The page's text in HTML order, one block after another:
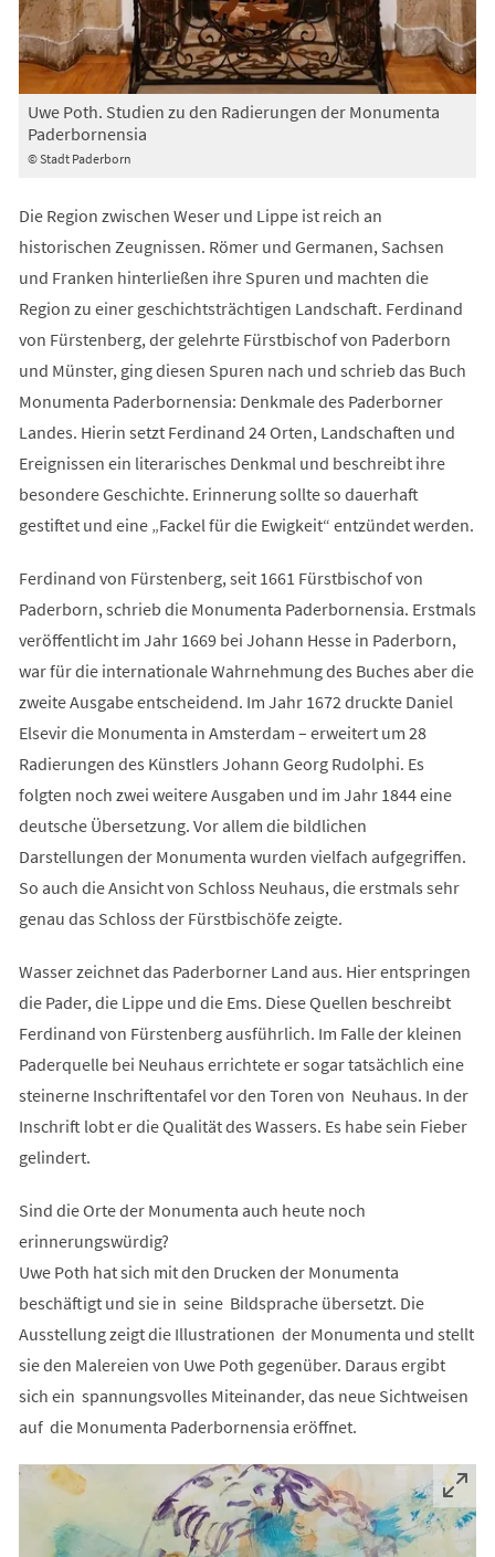
© Stadt Paderborn
Uwe Poth. Studien zu den Radierungen der Monumenta
Paderbornensia
Die Region zwischen Weser und Lippe ist reich an
historischen Zeugnissen. Römer und Germanen, Sachsen
und Franken hinterließen ihre Spuren und machten die
Region zu einer geschichtsträchtigen Landschaft. Ferdinand
von Fürstenberg, der gelehrte Fürstbischof von Paderborn
und Münster, ging diesen Spuren nach und schrieb das Buch
Monumenta Paderbornensia: Denkmale des Paderborner
Landes. Hierin setzt Ferdinand 24 Orten, Landschaften und
Ereignissen ein literarisches Denkmal und beschreibt ihre
besondere Geschichte. Erinnerung sollte so dauerhaft
gestiftet und eine „Fackel für die Ewigkeit“ entzündet werden.
Ferdinand von Fürstenberg, seit 1661 Fürstbischof von
Paderborn, schrieb die Monumenta Paderbornensia. Erstmals
veröffentlicht im Jahr 1669 bei Johann Hesse in Paderborn,
war für die internationale Wahrnehmung des Buches aber die
zweite Ausgabe entscheidend. Im Jahr 1672 druckte Daniel
Elsevir die Monumenta in Amsterdam – erweitert um 28
Radierungen des Künstlers Johann Georg Rudolphi. Es
folgten noch zwei weitere Ausgaben und im Jahr 1844 eine
deutsche Übersetzung. Vor allem die bildlichen
Darstellungen der Monumenta wurden vielfach aufgegriffen.
So auch die Ansicht von Schloss Neuhaus, die erstmals sehr
genau das Schloss der Fürstbischöfe zeigte.
Wasser zeichnet das Paderborner Land aus. Hier entspringen
die Pader, die Lippe und die Ems. Diese Quellen beschreibt
Ferdinand von Fürstenberg ausführlich. Im Falle der kleinen
Paderquelle bei Neuhaus errichtete er sogar tatsächlich eine
steinerne Inschriftentafel vor den Toren von Neuhaus. In der
Inschrift lobt er die Qualität des Wassers. Es habe sein Fieber
gelindert.
Sind die Orte der Monumenta auch heute noch
erinnerungswürdig?
Uwe Poth hat sich mit den Drucken der Monumenta
beschäftigt und sie in seine Bildsprache übersetzt. Die
Ausstellung zeigt die Illustrationen der Monumenta und stellt
sie den Malereien von Uwe Poth gegenüber. Daraus ergibt
sich ein spannungsvolles Miteinander, das neue Sichtweisen
auf die Monumenta Paderbornensia eröffnet.